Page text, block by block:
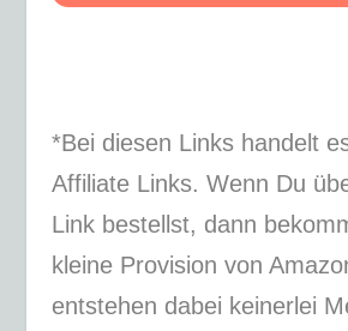
*Bei diesen Links handelt
Affiliate Links. Wenn Du
Link bestellst, dann
kleine Provision von
entstehen dabei keinerlei